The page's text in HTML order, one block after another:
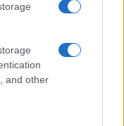
and other